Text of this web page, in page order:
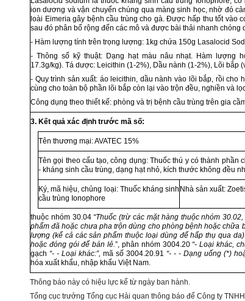
ion dương và vận chuyển chúng qua màng sinh học, nhờ đó
loài Eimeria gây bệnh cầu trùng cho gà. Được hấp thu tốt vào
sau đó phân bố rộng đến các mô và được bài thải nhanh chóng
- Hàm lượng tính trên trọng lượng: 1 kg chứa 150g Lasalocid
- Thông số kỹ thuật: Dạng hạt màu nâu nhạt. Hàm lượng
17.3g/kg). Tá dược: Leicithin (1-2%), Dầu nành (1-2%), Lõi bắp
- Quy trình sản xuất: áo leicithin, dầu nành vào lõi bắp, rồi cho
cùng cho toàn bộ phần lõi bắp còn lại vào trộn đều, nghiền và
Công dụng theo thiết kế: phòng và trị bệnh cầu trùng trên gia
3. Kết quả xác định trước mã số:
Tên thương mại: AVATEC 15%
Tên gọi theo cấu tạo, công dụng: Thuốc thú y có thành phần
- kháng sinh cầu trùng, dạng hạt nhỏ, kích thước không đều
Ký, mã hiệu, chủng loại: Thuốc kháng sinh
cầu trùng Ionophore
Nhà sản xuất:
thuộc nhóm 30.04 “Thuốc (trừ các mặt hàng thuộc nhóm
phẩm đã hoặc chưa pha trộn dùng cho phòng bệnh hoặc chữa
lượng (kể cả các sản phẩm thuộc loại dùng để hấp thụ qua
hoặc đóng gói để bán lẻ.”, phân nhóm 3004.20 “- Loại khác,
gạch “- - Loại khác:”, mã số 3004.20.91 “- - - Dạng uống (*)
hóa xuất khẩu, nhập khẩu Việt Nam.
Thông báo này có hiệu lực kể từ ngày ban hành.
Tổng cục trưởng Tổng cục Hải quan thông báo để Công ty